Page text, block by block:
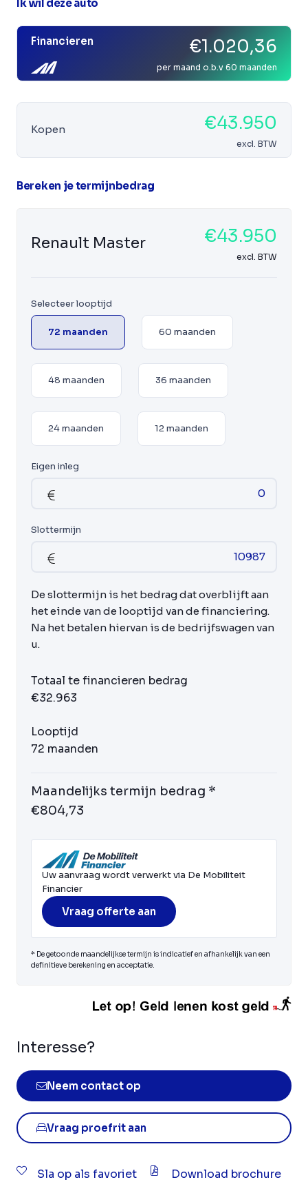
Ik wil deze auto
Financieren €1.020,36
per maand o.b.v 60 maanden
Kopen €43.950
excl. BTW
Bereken je termijnbedrag
Renault Master €43.950
excl. BTW
Selecteer looptijd
72 maanden 60 maanden
48 maanden 36 maanden
24 maanden 12 maanden
Eigen inleg
Slottermijn
De slottermijn is het bedrag dat overblijft aan
het einde van de looptijd van de financiering.
Na het betalen hiervan is de bedrijfswagen van
u.
Totaal te financieren bedrag
€32.963
Looptijd
72 maanden
Maandelijks termijn bedrag *
€804,73
Uw aanvraag wordt verwerkt via De Mobiliteit
Financier
Vraag offerte aan
* De getoonde maandelijkse termijn is indicatief en afhankelijk van een
definitieve berekening en acceptatie.
Interesse?
Neem contact op
Vraag proefrit aan
Sla op als favoriet Download brochure